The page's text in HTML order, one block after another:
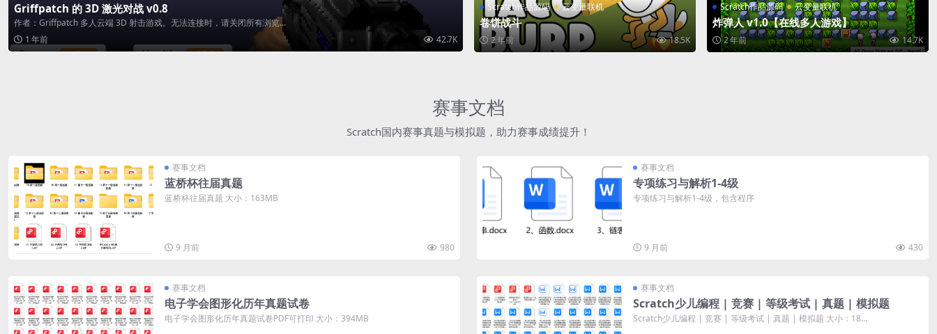
Griffpatch 的 3D 激光对战 v0.8
作者：Griffpatch 多人云端 3D 射击游戏。无法连接时，请关闭所有浏览...
1 年前
42.7K
Scratch作品源码 云变量联机
卷饼战斗
2 年前 18.5K
Scratch作品源码 云变量联机
炸弹人 v1.0【在线多人游戏】
2 年前 14.7K
赛事文档
Scratch国内赛事真题与模拟题，助力赛事成绩提升！
赛事文档
蓝桥杯往届真题
蓝桥杯往届真题 大小：163MB
9 月前 980
赛事文档
专项练习与解析1-4级
专项练习与解析1-4级，包含程序
9 月前 430
赛事文档
电子学会图形化历年真题试卷
电子学会图形化历年真题试卷PDF可打印 大小：394MB
赛事文档
Scratch少儿编程 | 竞赛 | 等级考试 | 真题 | 模拟题
Scratch少儿编程 | 竞赛 | 等级考试 | 真题 | 模拟题 大小：18...